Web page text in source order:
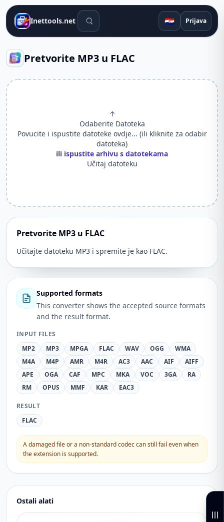
Inettools.net Alati za pretraživanje 🇭🇷 Prijava
Pretvorite MP3 u FLAC
↑
Odaberite Datoteka
Povucite i ispustite datoteke ovdje... (ili kliknite za odabir
datoteka)
ili ispustite arhivu s datotekama
Učitaj datoteku
Pretvorite MP3 u FLAC
Učitajte datoteku MP3 i spremite je kao FLAC.
Supported formats
This converter shows the accepted source formats
and the result format.
INPUT FILES
MP2
MP3 MPGA FLAC WAV OGG
WMA
M4A
M4P AMR M4R AC3 AAC AIF
AIFF
APE
OGA CAF MPC MKA VOC 3GA
RA
RM
OPUS MMF KAR EAC3
RESULT
FLAC
A damaged file or a non-standard codec can still fail even when
the extension is supported.
Ostali alati